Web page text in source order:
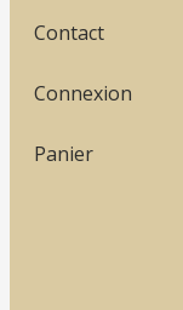
Contact
Connexion
Panier